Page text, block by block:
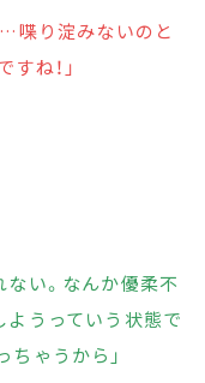
…喋り淀みないのと
ね！」
い。なんか優柔不
ようっていう状態で
ゃうから」